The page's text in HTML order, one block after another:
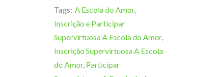
Tags: A Escola do Amor,
Inscrição e Participar
Supervirtuosa A Escola do Amor,
Inscrição Supervirtuosa A Escola
do Amor, Participar